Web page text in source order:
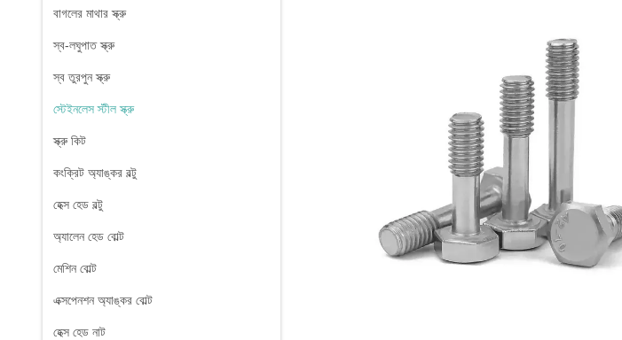
বাগলের মাথার স্ক্রু
স্ব-লঘুপাত স্ক্রু
স্ব তুরপুন স্ক্রু
স্টেইনলেস স্টীল স্ক্রু
স্ক্রু কিট
কংক্রিট অ্যাঙ্কর বল্টু
হেক্স হেড বল্টু
অ্যালেন হেড বোল্ট
মেশিন বোল্ট
এক্সপেনশন অ্যাঙ্কর বোল্ট
হেক্স হেড নাট